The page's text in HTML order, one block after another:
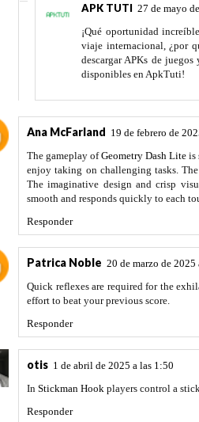
APK TUTI 27 de mayo
¡Qué oportunidad
viaje internacional, ¿por
descargar APKs de
disponibles en ApkTuti!
Ana McFarland 19 de febrero de
The gameplay ofGeometry Dash Lite is
enjoy taking on challenging tasks.
The imaginative design and crisp
smooth and responds quickly to each
Responder
Patrica Noble 20 de marzo de 2025
Quick reflexes are required for the
effort to beat your previous score.
Responder
otis 1 de abril de 2025 a las 1:50
In Stickman Hook players control a
Responder